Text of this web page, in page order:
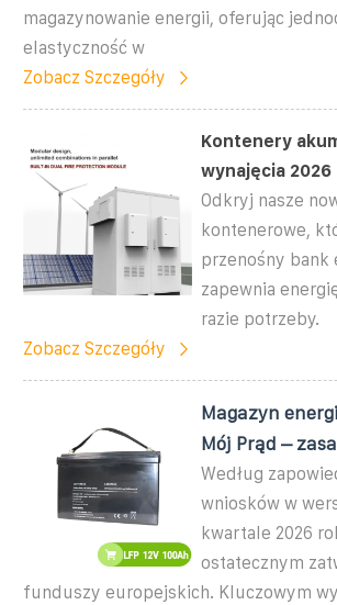
magazynowanie energii, oferując
elastyczność w
Zobacz Szczegóły
Kontenery
wynajęcia 2026
Odkryj nasze
kontenerowe,
przenośny bank
zapewnia
razie potrzeby.
Zobacz Szczegóły
Magazyn
Mój Prąd –
Według
wniosków w
kwartale 2026
ostatecznym
funduszy europejskich. Kluczowym